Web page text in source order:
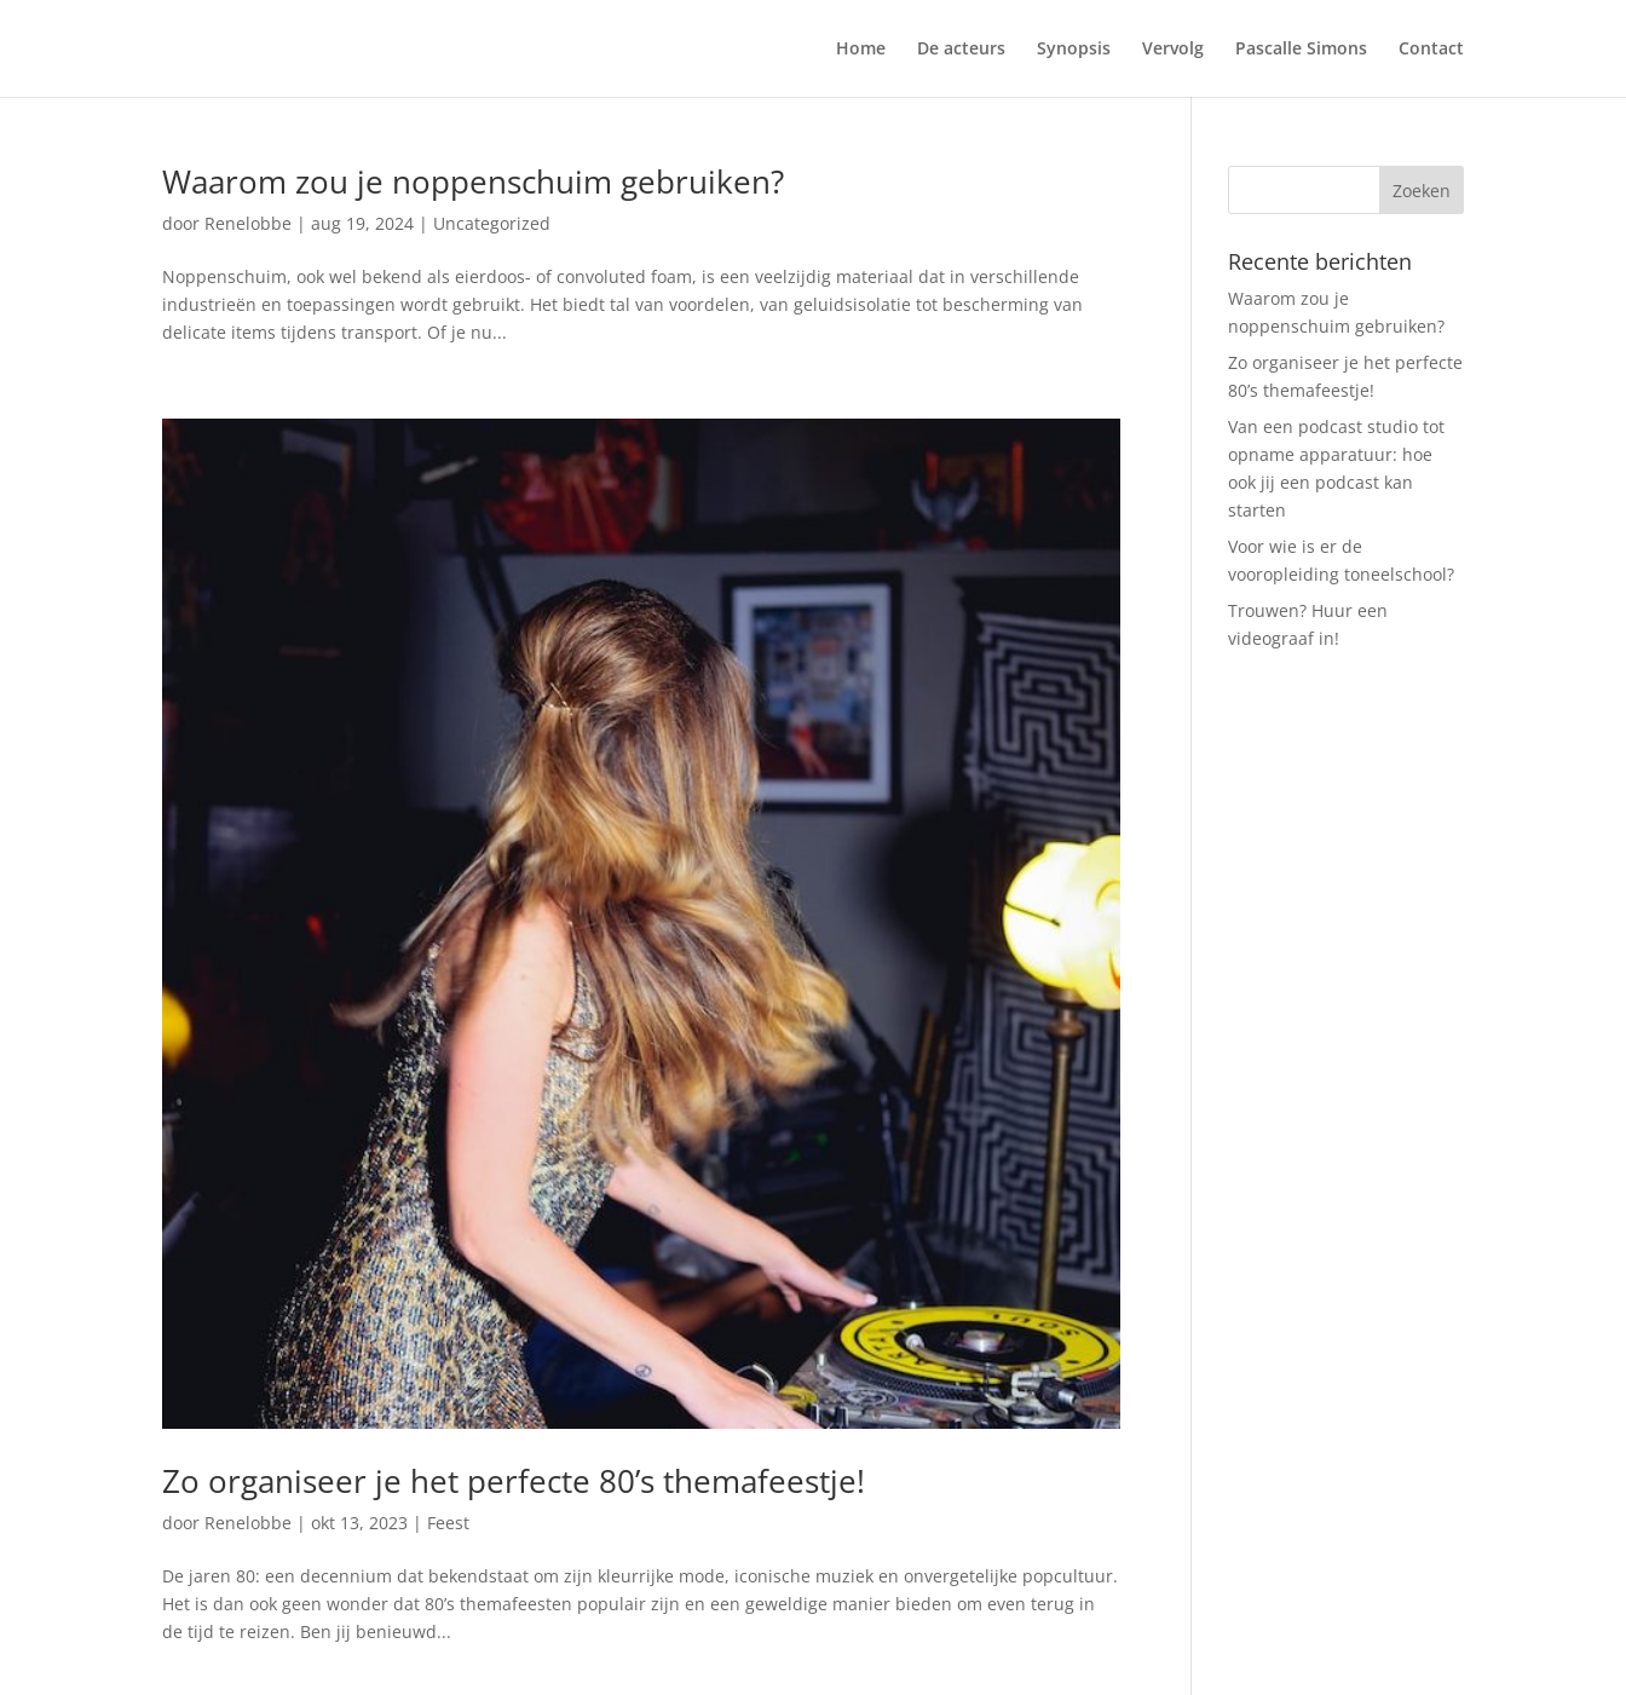
Home De acteurs Synopsis Vervolg Pascalle Simons Contact
Waarom zou je noppenschuim gebruiken?
door Renelobbe |aug 19, 2024 | Uncategorized
Noppenschuim, ook wel bekend als eierdoos- of convoluted foam, is een veelzijdig materiaal dat in verschillende
industrieën en toepassingen wordt gebruikt. Het biedt tal van voordelen, van geluidsisolatie tot bescherming van
delicate items tijdens transport. Of je nu...
Zo organiseer je het perfecte 80’s themafeestje!
door Renelobbe |okt 13, 2023 | Feest
De jaren 80: een decennium dat bekendstaat om zijn kleurrijke mode, iconische muziek en onvergetelijke popcultuur.
Het is dan ook geen wonder dat 80’s themafeesten populair zijn en een geweldige manier bieden om even terug in
de tijd te reizen. Ben jij benieuwd...
Recente berichten
Waarom zou je
noppenschuim gebruiken?
Zo organiseer je het perfecte
80’s themafeestje!
Van een podcast studio tot
opname apparatuur: hoe
ook jij een podcast kan
starten
Voor wie is er de
vooropleiding toneelschool?
Trouwen? Huur een
videograaf in!